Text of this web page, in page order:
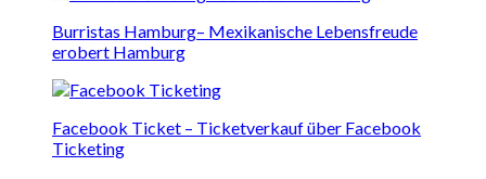
Burristas Hamburg– Mexikanische Lebensfreude
erobert Hamburg
Facebook Ticket – Ticketverkauf über Facebook
Ticketing